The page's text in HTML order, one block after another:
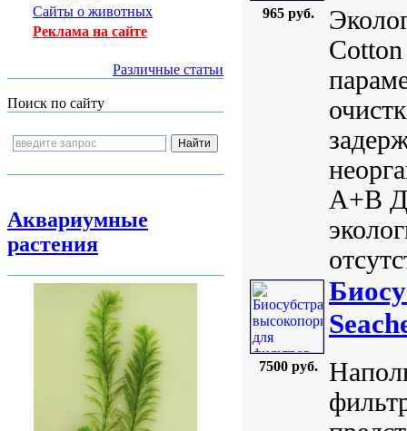
Сайты о животных
Реклама на сайте
Различные статьи
Поиск по сайту
Аквариумные
растения
965 руб.
A+B
7500 руб.